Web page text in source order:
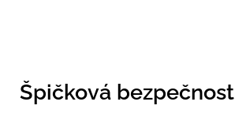
Špičková bezpečnost